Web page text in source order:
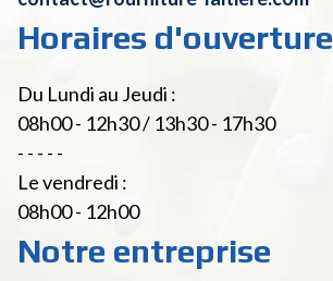
Horaires d'ouverture
Du Lundi au Jeudi :
08h00 - 12h30 / 13h30 - 17h30
- - - - -
Le vendredi :
08h00 - 12h00
Notre entreprise